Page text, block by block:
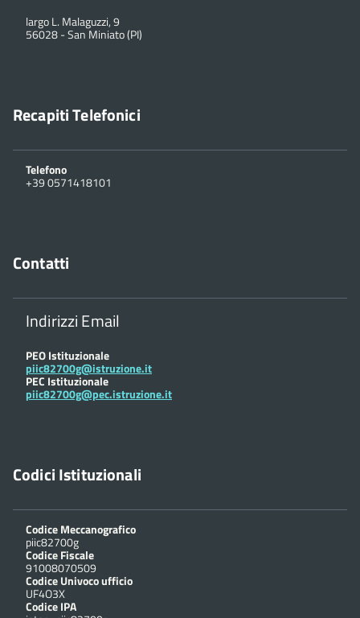
largo L. Malaguzzi, 9
56028-San Miniato (PI)
Recapiti Telefonici
Telefono
+39 0571418101
Contatti
Indirizzi Email
PEO Istituzionale
piic82700g@istruzione.it
PEC Istituzionale
piic82700g@pec.istruzione.it
Codici Istituzionali
Codice Meccanografico
piic82700g
Codice Fiscale
91008070509
Codice Univoco ufficio
UF4O3X
Codice IPA